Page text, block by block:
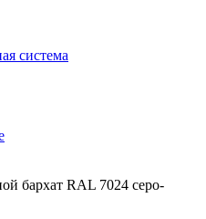
система
бархат RAL 7024 серо-